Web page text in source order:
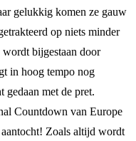
gelukkig komen ze gauw
op niets minder
bijgestaan door
in hoog tempo nog
gedaan met de pret.
Countdown van Europe
Zoals altijd wordt